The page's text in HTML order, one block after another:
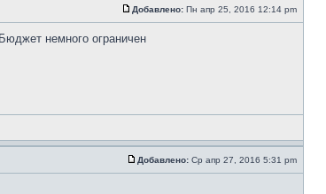
Добавлено: Пн апр 25, 2016 12:14 pm
немного ограничен
Добавлено: Ср апр 27, 2016 5:31 pm